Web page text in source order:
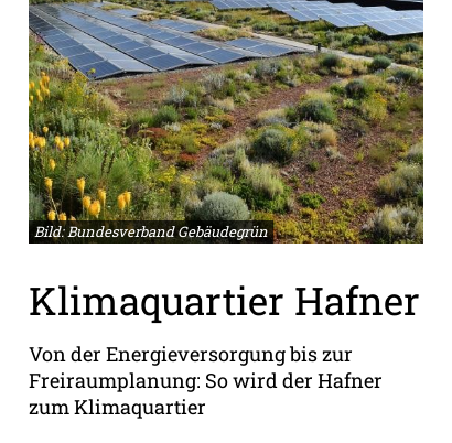
Bild: Bundesverband Gebäudegrün
Klimaquartier Hafner
Von der Energieversorgung bis zur
Freiraumplanung: So wird der Hafner
zum Klimaquartier